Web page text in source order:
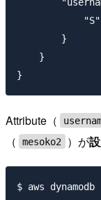
        }
    }
Attribute（
（
mesoko2 ）が
$ aws